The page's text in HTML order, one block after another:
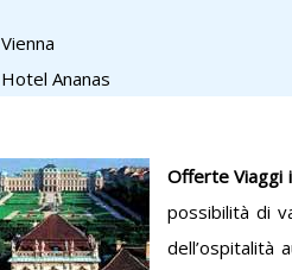
Vienna
Hotel Ananas
Offerte Viaggi
possibilità di
dell’ospitalità